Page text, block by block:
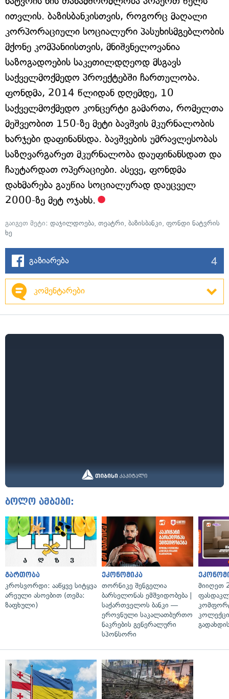
ითვლის. ბაზისბანკისთვის, როგორც მაღალი
კორპორაციული სოციალური პასუხისმგებლობის
მქონე კომპანიისთვის, მნიშვნელოვანია
საზოგადოების საკეთილდღეოდ მსგავს
საქველმოქმედო პროექტებში ჩართულობა.
ფონდმა, 2014 წლიდან დღემდე, 10
საქველმოქმედო კონცერტი გამართა, რომელთა
მეშვეობით 150-ზე მეტი ბავშვის მკურნალობის
ხარჯები დაფინანსდა. ბავშვების უმრავლესობას
საზღვარგარეთ მკურნალობა დაუფინანსდათ და
ჩაუტარდათ ოპერაციები. ასევე, ფონდმა
დახმარება გაუწია სოციალურად დაუცველ
2000-ზე მეტ ოჯახს.
გაიგეთ მეტი: დაჯილდოება, თეატრი, ბაზისბანკი, ფონდი ნატვრის
ხე
გაზიარება 4
კომენტარები
ბოლო ამბები:
გართობა
კროსვორდი: ააწყვე სიტყვა
არეული ასოებით (თემა:
ზაფხული)
ეკონომიკა
თორნიკე შენგელია
ბარსელონას ემშვიდობება |
საქართველოს ბანკი —
ეროვნული საკალათბურთო
ნაკრების გენერალური
სპონსორი
მიიღეთ